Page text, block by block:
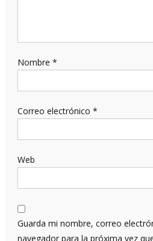
Nombre *
Correo electrónico *
Web
Guarda mi nombre, correo
navegador para la próxima vez